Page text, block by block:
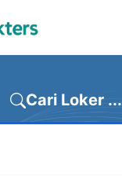
Cari Loker ...